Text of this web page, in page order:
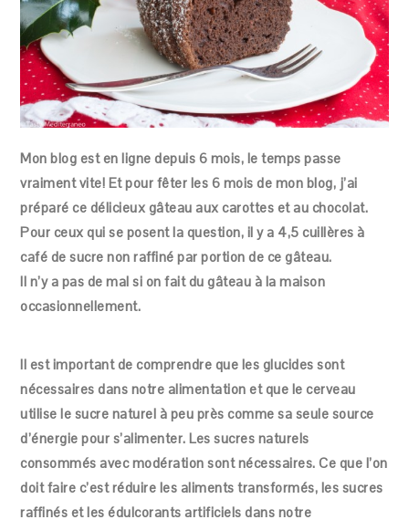
Mon blog est en ligne depuis 6 mois, le temps passe
vraiment vite! Et pour fêter les 6 mois de mon blog, j’ai
préparé ce délicieux gâteau aux carottes et au chocolat.
Pour ceux qui se posent la question, il y a 4,5 cuillères à
café de sucre non raffiné par portion de ce gâteau.
Il n’y a pas de mal si on fait du gâteau à la maison
occasionnellement.
Il est important de comprendre que les glucides sont
nécessaires dans notre alimentation et que le cerveau
utilise le sucre naturel à peu près comme sa seule source
d’énergie pour s’alimenter. Les sucres naturels
consommés avec modération sont nécessaires. Ce que l’on
doit faire c’est réduire les aliments transformés, les sucres
raffinés et les édulcorants artificiels dans notre